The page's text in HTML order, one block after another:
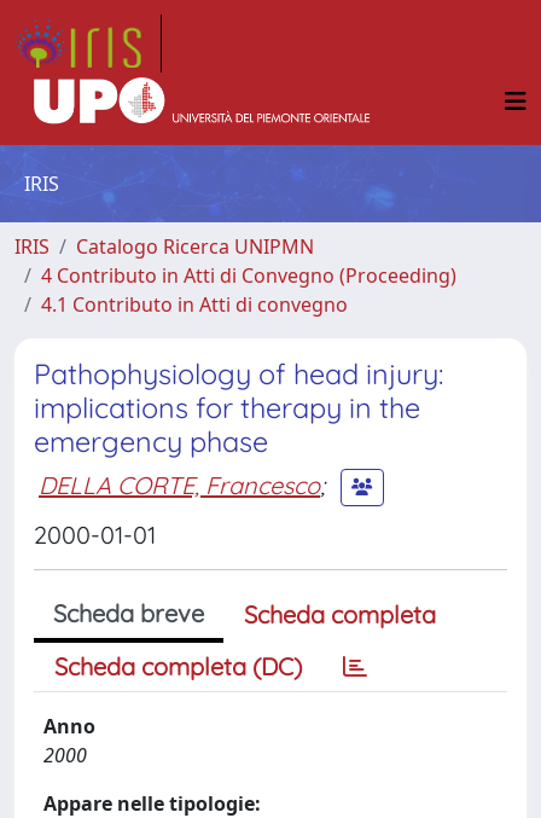
IRIS
IRIS
Catalogo Ricerca UNIPMN
4 Contributo in Atti di Convegno (Proceeding)
4.1 Contributo in Atti di convegno
Pathophysiology of head injury:
implications for therapy in the
emergency phase
DELLA CORTE, Francesco;
2000-01-01
Scheda breve
Scheda completa
Scheda completa (DC)
Anno
2000
Appare nelle tipologie: